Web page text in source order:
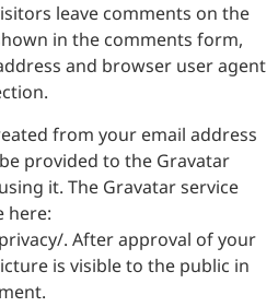
leave comments on the
in the comments form,
and browser user agent
from your email address
provided to the Gravatar
it. The Gravatar service
here:
. After approval of your
is visible to the public in